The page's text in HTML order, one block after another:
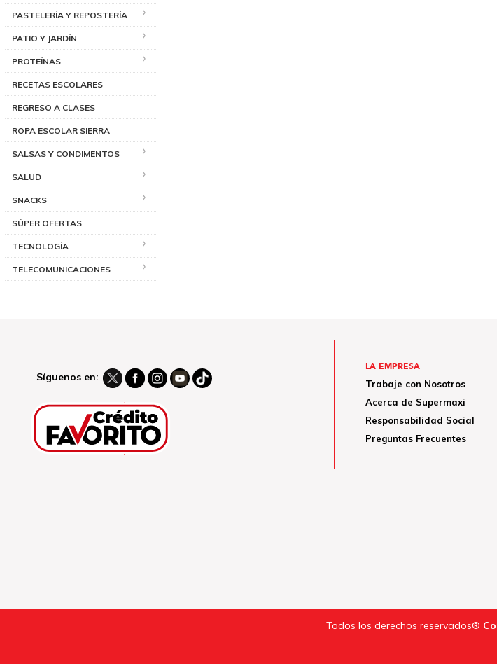
PASTELERÍA Y REPOSTERÍA
PATIO Y JARDÍN
PROTEÍNAS
RECETAS ESCOLARES
REGRESO A CLASES
ROPA ESCOLAR SIERRA
SALSAS Y CONDIMENTOS
SALUD
SNACKS
SÚPER OFERTAS
TECNOLOGÍA
TELECOMUNICACIONES
Síguenos en:
LA EMPRESA
Trabaje con Nosotros
Acerca de Supermaxi
Responsabilidad Social
Preguntas Frecuentes
Todos los derechos reservados®